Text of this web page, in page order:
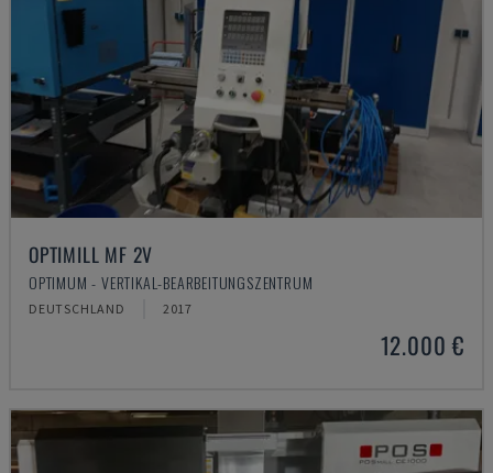
OPTIMILL MF 2V
OPTIMUM - VERTIKAL-BEARBEITUNGSZENTRUM
DEUTSCHLAND 2017
12.000 €